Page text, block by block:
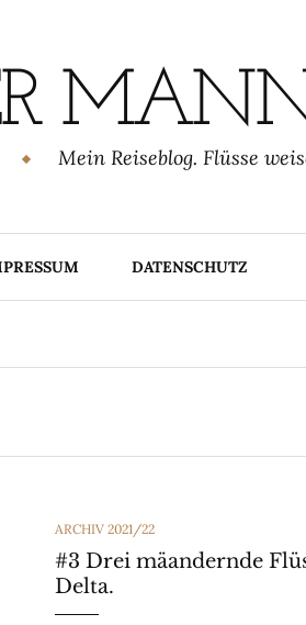
Mein Reiseblog. Flüsse
DATENSCHUTZ
CATEGORIES
ARCHIV 2021/22
#3 Drei mäandernde
Delta.